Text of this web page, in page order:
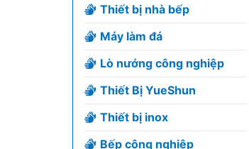
Thiết bị nhà bếp
Máy làm đá
Lò nướng công nghiệp
Thiết Bị YueShun
Thiết bị inox
Bếp công nghiệp